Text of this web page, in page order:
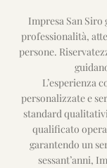
Impresa San
professionalità,
persone.
L’esperienza
personalizzate e
standard
qualificato
garantendo un
sessant’anni,